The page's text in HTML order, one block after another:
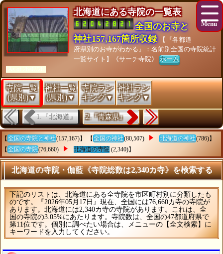
北海道にある寺院の一覧表
全国のお寺と
神社157,167箇所収録
【『各都道
府県別のお寺がわかる』：名前別全国の寺院統計
一覧サイト】《サーチ寺院》ホーム
[As of 26/07/28]
寺院一覧
(県別)▼
神社一覧
(県別)▼
寺院ラン
キング▼
神社ラン
キング▼
1.『北海道』 2.『青森県』
【 全国の寺院と神社(157,167)】 【 全国の神社(80,507) 北海道の神社(786)】
【 全国の寺院(76,660) 北海道の寺院 (2,340)】
北海道の寺院・伽藍《寺院総数は2,340カ寺》を検索する
下記のリストは、北海道にある全寺院を市区町村別に分類したも
のです。『2026年05月17日』現在、全国には76,660カ寺の寺院が
あります。北海道には2,340カ寺の寺院があります。これは、全
国の寺院の3.05%にあたります。寺院数は、全国の47都道府県で
第11位です。個別に調べたい場合は、メニューの【全文検索】に
キーワードを入力してください。